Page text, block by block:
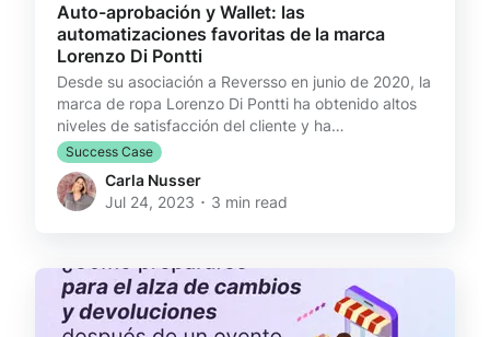
Auto-aprobación y Wallet: las
automatizaciones favoritas de la marca
Lorenzo Di Pontti
Desde su asociación a Reversso en junio de 2020, la
marca de ropa Lorenzo Di Pontti ha obtenido altos
niveles de satisfacción del cliente y ha
experimentado una mejora en sus operaciones
logísticas, especialmente gracias a dos
automatizaciones clave. ¿Quieres saber más de
ellas? Automatizaciones: La clave del éxito Jorge
inversa que ha revolucionado sus operaciones: “Las
automatizaciones de Rever
Success Case
Carla Nusser
Jul 24, 2023 ･ 3 min read